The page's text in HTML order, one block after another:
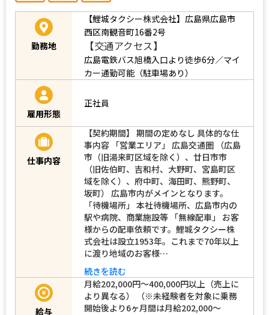
勤務地
【鯉城タクシー株式会社】広島県広島市
西区南観音町16番2号
【交通アクセス】
広島電鉄バス旭橋入口より徒歩6分／マイ
カー通勤可能（駐車場あり）
雇用形態
正社員
仕事内容
【契約期間】 期間の定めなし 具体的な仕
事内容 「営業エリア」 広島交通圏 （広島
市（旧湯来町区域を除く）、廿日市市
（旧佐伯町、吉和村、大野町、宮島町区
域を除く）、府中町、海田町、熊野町、
坂町） 広島市内がメインとなります。
「待機場所」 本社待機場所、広島市内の
駅や病院、商業施設等 「無線配車」 お客
様からの配車依頼です。鯉城タクシー株
式会社は設立1953年。これまで70年以上
に渡り地域のお客様…
続きを読む
給与
月給202,000円〜400,000円以上（売上に
より異なる） （※未経験者を対象に乗務
開始後より6ヶ月間は月給202,000～